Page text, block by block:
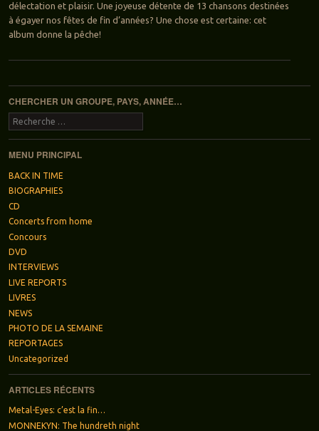
délectation et plaisir. Une joyeuse détente de 13 chansons destinées
à égayer nos fêtes de fin d’années? Une chose est certaine: cet
album donne la pêche!
Navigation des articles
CHERCHER UN GROUPE, PAYS, ANNÉE…
Recherche
MENU PRINCIPAL
BACK IN TIME
BIOGRAPHIES
CD
Concerts from home
Concours
DVD
INTERVIEWS
LIVE REPORTS
LIVRES
NEWS
PHOTO DE LA SEMAINE
REPORTAGES
Uncategorized
ARTICLES RÉCENTS
Metal-Eyes: c’est la fin…
MONNEKYN: The hundreth night